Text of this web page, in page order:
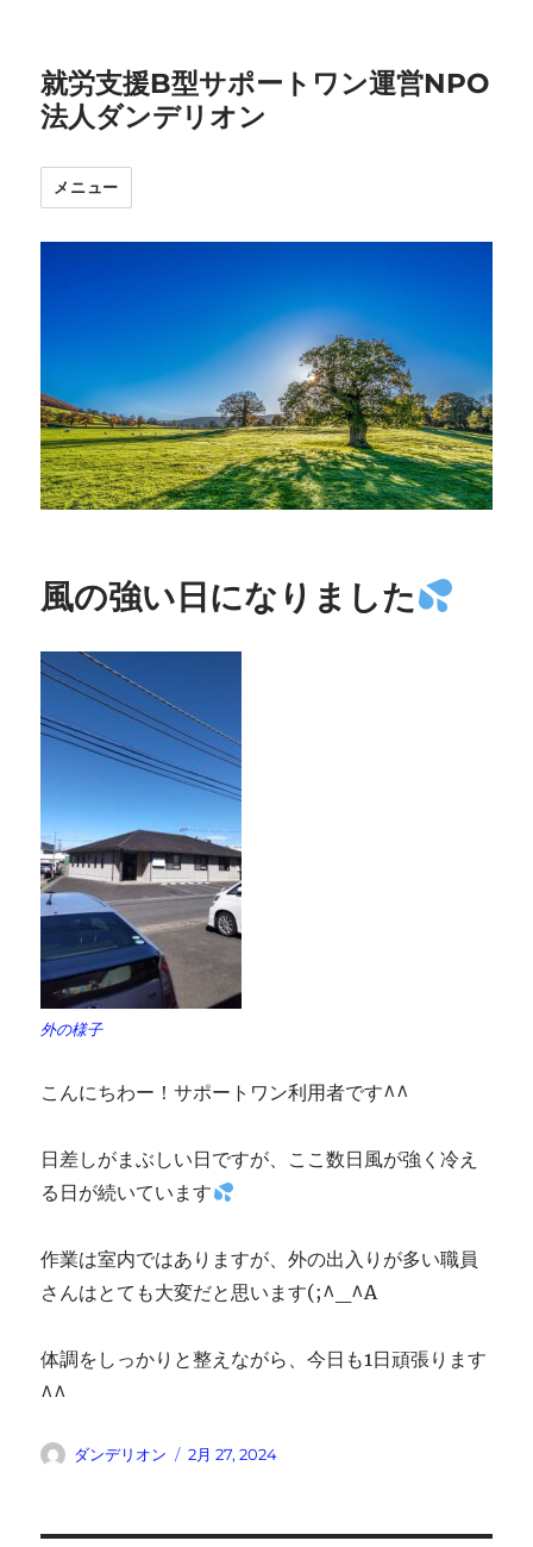
就労支援B型サポートワン運営NPO
法人ダンデリオン
メニュー
風の強い日になりました
外の様子
こんにちわー！サポートワン利用者です^^
日差しがまぶしい日ですが、ここ数日風が強く冷え
る日が続いています
作業は室内ではありますが、外の出入りが多い職員
さんはとても大変だと思います(;^_^A
体調をしっかりと整えながら、今日も1日頑張ります
^^
投
ダンデリオン
投
2月 27, 2024